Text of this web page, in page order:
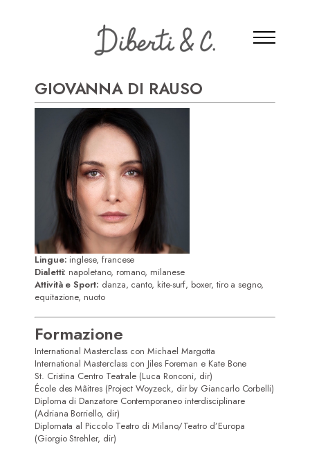
GIOVANNA DI RAUSO
Lingue: inglese, francese
Dialetti: napoletano, romano, milanese
Attività e Sport: danza, canto, kite-surf, boxer, tiro a segno,
equitazione, nuoto
Formazione
International Masterclass con Michael Margotta
International Masterclass con Jiles Foreman e Kate Bone
St. Cristina Centro Teatrale (Luca Ronconi, dir)
École des Mâitres (Project Woyzeck, dir by Giancarlo Corbelli)
Diploma di Danzatore Contemporaneo interdisciplinare
(Adriana Borriello, dir)
Diplomata al Piccolo Teatro di Milano/Teatro d’Europa
(Giorgio Strehler, dir)